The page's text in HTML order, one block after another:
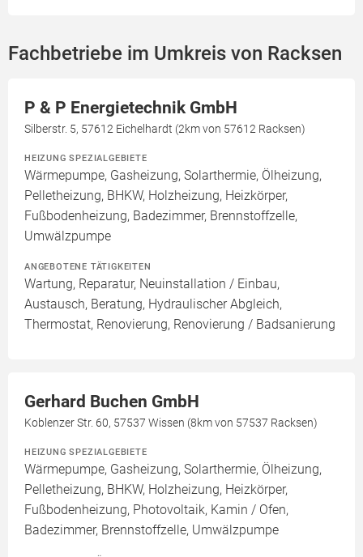
Fachbetriebe im Umkreis von Racksen
P & P Energietechnik GmbH
Silberstr. 5, 57612 Eichelhardt (2km von 57612 Racksen)
HEIZUNG SPEZIALGEBIETE
Wärmepumpe, Gasheizung, Solarthermie, Ölheizung,
Pelletheizung, BHKW, Holzheizung, Heizkörper,
Fußbodenheizung, Badezimmer, Brennstoffzelle,
Umwälzpumpe
ANGEBOTENE TÄTIGKEITEN
Wartung, Reparatur, Neuinstallation / Einbau,
Austausch, Beratung, Hydraulischer Abgleich,
Thermostat, Renovierung, Renovierung / Badsanierung
Gerhard Buchen GmbH
Koblenzer Str. 60, 57537 Wissen (8km von 57537 Racksen)
HEIZUNG SPEZIALGEBIETE
Wärmepumpe, Gasheizung, Solarthermie, Ölheizung,
Pelletheizung, BHKW, Holzheizung, Heizkörper,
Fußbodenheizung, Photovoltaik, Kamin / Ofen,
Badezimmer, Brennstoffzelle, Umwälzpumpe